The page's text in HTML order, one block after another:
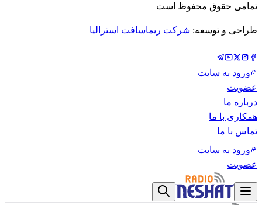
تمامی حقوق محفوظ است
طراحی و توسعه: شرکت ریماسافت استرالیا
ورود به سایت
عضویت
درباره ما
همکاری با ما
تماس با ما
ورود به سایت
عضویت